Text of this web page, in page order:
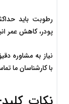
پودر، کاهش عمر
با کارشناسان ما